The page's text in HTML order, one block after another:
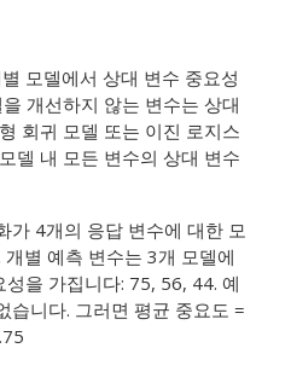
모델에서 상대 변수 중요성
개선하지 않는 변수는 상대
회귀 모델 또는 이진 로지스
델 내 모든 변수의 상대 변수
가 4개의 응답 변수에 대한 모
별 예측 변수는 3개 모델에
을 가집니다: 75, 56, 44. 예
습니다. 그러면 평균 중요도 =